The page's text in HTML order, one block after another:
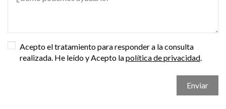
Acepto el tratamiento para responder a la consulta
realizada. He leído y Acepto lapolítica de privacidad.